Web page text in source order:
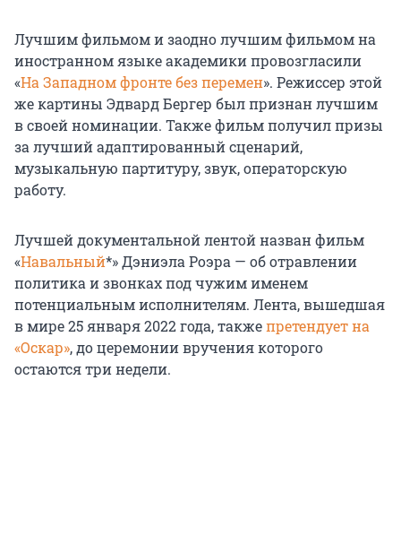
Лучшим фильмом и заодно лучшим фильмом на
иностранном языке академики провозгласили
«На Западном фронте без перемен». Режиссер этой
же картины Эдвард Бергер был признан лучшим
в своей номинации. Также фильм получил призы
за лучший адаптированный сценарий,
музыкальную партитуру, звук, операторскую
работу.
Лучшей документальной лентой назван фильм
«Навальный*» Дэниэла Роэра — об отравлении
политика и звонках под чужим именем
потенциальным исполнителям. Лента, вышедшая
в мире 25 января 2022 года, такжепретендует на
«Оскар», до церемонии вручения которого
остаются три недели.